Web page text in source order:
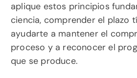
aplique estos principios
ciencia, comprender el plazo
ayudarte a mantener el
proceso y a reconocer el
que se produce.